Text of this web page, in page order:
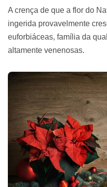
A crença de que a flor do
ingerida provavelmente
euforbiáceas, família da
altamente venenosas.